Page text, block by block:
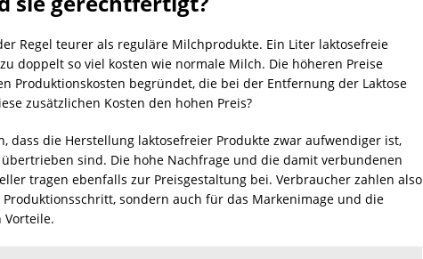
Regel teurer als reguläre Milchprodukte. Ein Liter laktosefreie
doppelt so viel kosten wie normale Milch. Die höheren Preise
Produktionskosten begründet, die bei der Entfernung der Laktose
zusätzlichen Kosten den hohen Preis?
dass die Herstellung laktosefreier Produkte zwar aufwendiger ist,
sind. Die hohe Nachfrage und die damit verbundenen
tragen ebenfalls zur Preisgestaltung bei. Verbraucher zahlen also
sondern auch für das Markenimage und die